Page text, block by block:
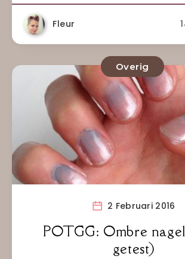
Fleur
Overig
2 Februari 2016
POTGG: Ombre
getest)